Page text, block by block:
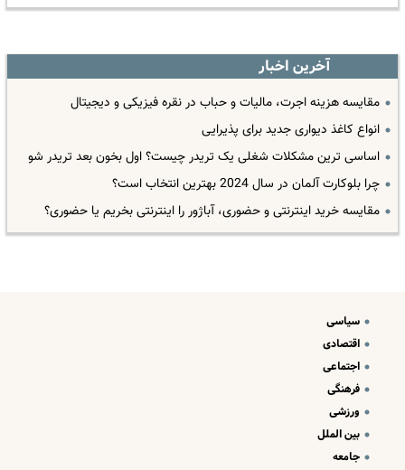
آخرین اخبار
مقایسه هزینه اجرت، مالیات و حباب در نقره فیزیکی و دیجیتال
انواع کاغذ دیواری جدید برای پذیرایی
اساسی ترین مشکلات شغلی یک تریدر چیست؟ اول بخون بعد تریدر شو
چرا بلوکارت آلمان در سال 2024 بهترین انتخاب است؟
مقایسه خرید اینترنتی و حضوری، آباژور را اینترنتی بخریم یا حضوری؟
سیاسی
اقتصادی
اجتماعی
فرهنگی
ورزشی
بین الملل
جامعه